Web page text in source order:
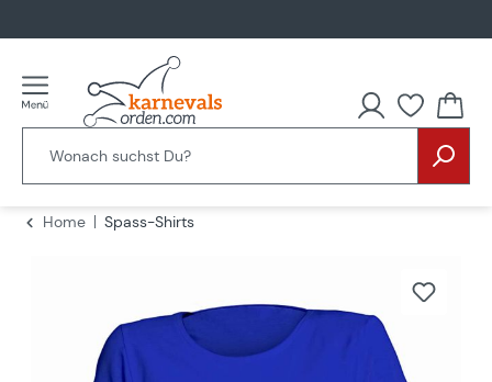
Home
Spass-Shirts